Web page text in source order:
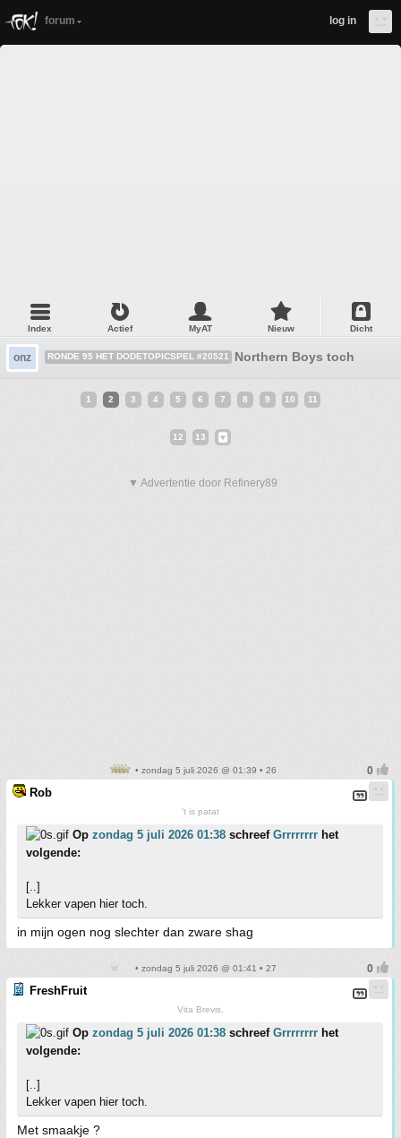
forum log in
Index Actief MyAT Nieuw Dicht
onz RONDE 95 HET DODETOPICSPEL #20521 Northern Boys toch
1 2 3 4 5 6 7 8 9 10 11
12 13
▼ Advertentie door Refinery89
• zondag 5 juli 2026 @ 01:39 • 26
Rob
't is patat
Op zondag 5 juli 2026 01:38 schreef Grrrrrrrr het
volgende:
[..]
Lekker vapen hier toch.
in mijn ogen nog slechter dan zware shag
• zondag 5 juli 2026 @ 01:41 • 27
FreshFruit
Vita Brevis.
Op zondag 5 juli 2026 01:38 schreef Grrrrrrrr het
volgende:
[..]
Lekker vapen hier toch.
Met smaakje ?